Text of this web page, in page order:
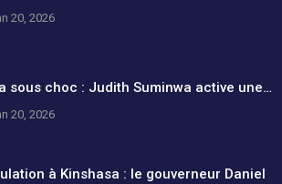
20, 2026
sous choc : Judith Suminwa active une…
20, 2026
à Kinshasa : le gouverneur Daniel